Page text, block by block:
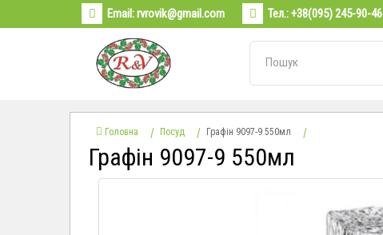
Email:rvrovik@gmail.com Тел.:+38(095) 245-90-46
Головна Посуд Графін 9097-9 550мл
Графін 9097-9 550мл